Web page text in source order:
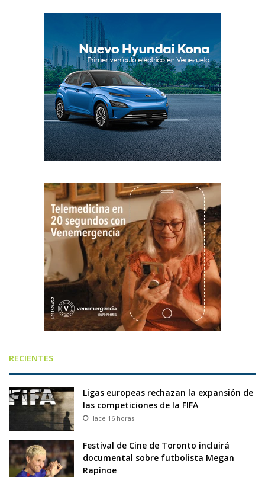
RECIENTES
Ligas europeas rechazan la expansión de
las competiciones de la FIFA
Hace 16 horas
Festival de Cine de Toronto incluirá
documental sobre futbolista Megan
Rapinoe